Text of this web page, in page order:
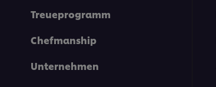
Treueprogramm
Chefmanship
Unternehmen